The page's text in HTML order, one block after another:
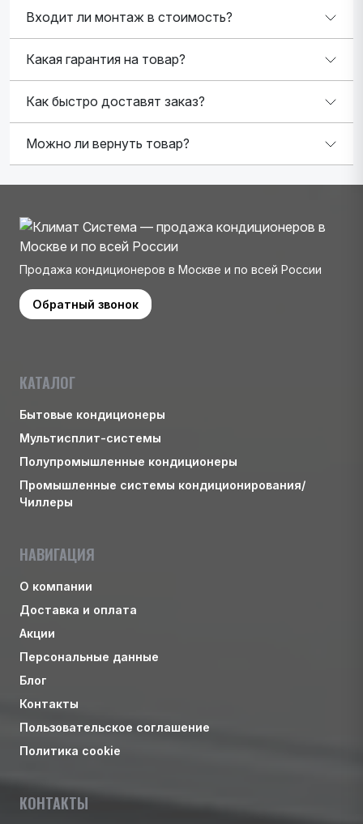
Входит ли монтаж в стоимость?
Какая гарантия на товар?
Как быстро доставят заказ?
Можно ли вернуть товар?
Продажа кондиционеров в Москве и по всей России
Обратный звонок
КАТАЛОГ
Бытовые кондиционеры
Мультисплит-системы
Полупромышленные кондиционеры
Промышленные системы кондиционирования/
Чиллеры
НАВИГАЦИЯ
О компании
Доставка и оплата
Акции
Персональные данные
Блог
Контакты
Пользовательское соглашение
Политика cookie
КОНТАКТЫ